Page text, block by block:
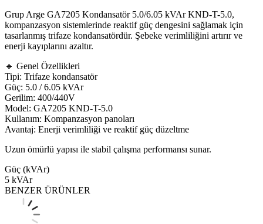
Grup Arge GA7205 Kondansatör 5.0/6.05 kVAr KND-T-5.0,
kompanzasyon sistemlerinde reaktif güç dengesini sağlamak için
tasarlanmış trifaze kondansatördür. Şebeke verimliliğini artırır ve
enerji kayıplarını azaltır.
🔹 Genel Özellikleri
Tipi: Trifaze kondansatör
Güç: 5.0 / 6.05 kVAr
Gerilim: 400/440V
Model: GA7205 KND-T-5.0
Kullanım: Kompanzasyon panoları
Avantaj: Enerji verimliliği ve reaktif güç düzeltme
Uzun ömürlü yapısı ile stabil çalışma performansı sunar.
Güç (kVAr)
5 kVAr
BENZER ÜRÜNLER